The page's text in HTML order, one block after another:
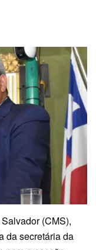
(CMS),
da secretária da